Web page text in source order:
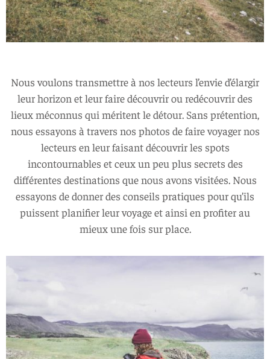
Nous voulons transmettre à nos lecteurs l’envie d’élargir
leur horizon et leur faire découvrir ou redécouvrir des
lieux méconnus qui méritent le détour. Sans prétention,
nous essayons à travers nos photos de faire voyager nos
lecteurs en leur faisant découvrir les spots
incontournables et ceux un peu plus secrets des
différentes destinations que nous avons visitées. Nous
essayons de donner des conseils pratiques pour qu’ils
puissent planifier leur voyage et ainsi en profiter au
mieux une fois sur place.